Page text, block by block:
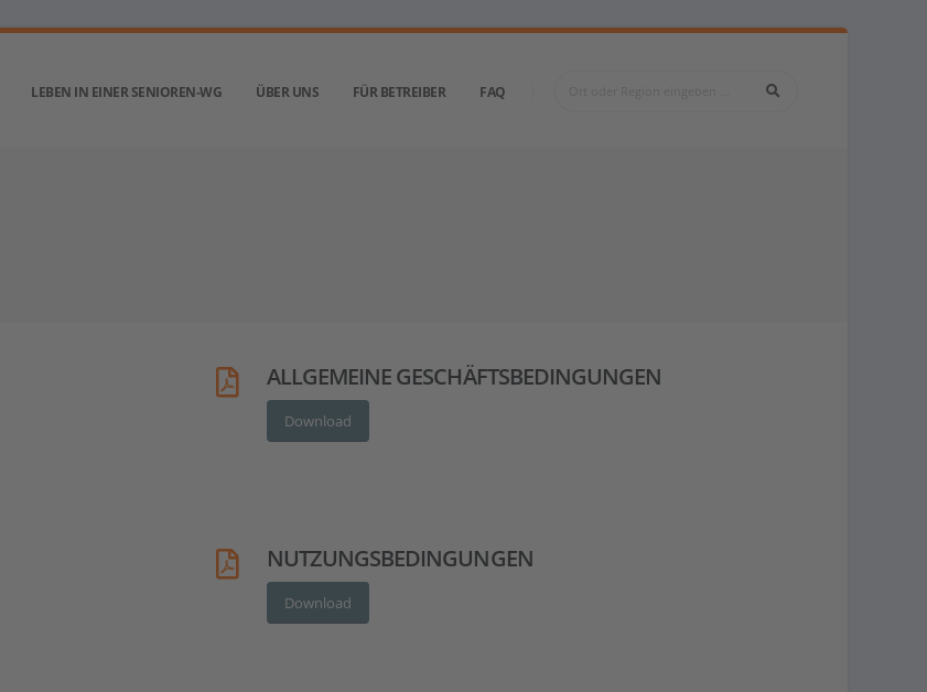
LEBEN IN EINER SENIOREN-WG ÜBER UNS FÜR BETREIBER FAQ
ALLGEMEINE GESCHÄFTSBEDINGUNGEN
Download
NUTZUNGSBEDINGUNGEN
Download